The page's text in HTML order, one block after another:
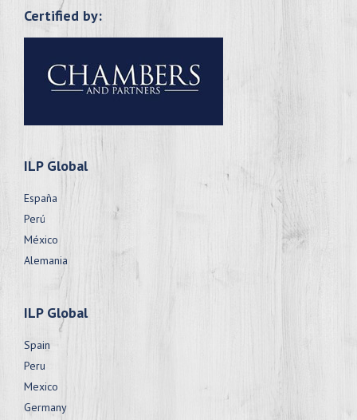
Certified by:
ILP Global
España
Perú
México
Alemania
ILP Global
Spain
Peru
Mexico
Germany